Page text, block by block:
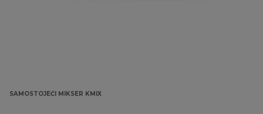
SAMOSTOJEĆI MIKSER KMIX